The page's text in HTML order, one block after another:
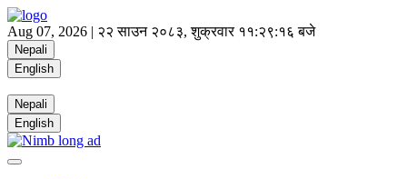
Aug 07, 2026 | २२ साउन २०८३, शुक्रवार ११:२९:१७ बजे
Nepali
English
Nepali
English